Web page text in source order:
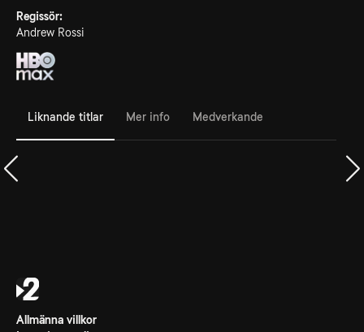
Regissör:
Andrew Rossi
Liknande titlar Mer info Medverkande
Allmänna villkor